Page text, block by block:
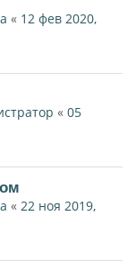
« 12 фев 2020,
« 05
« 22 ноя 2019,